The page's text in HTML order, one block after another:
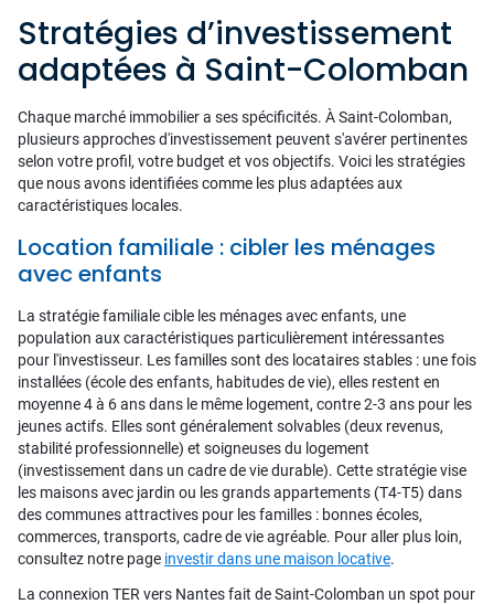
Stratégies d’investissement
adaptées à Saint-Colomban
Chaque marché immobilier a ses spécificités. À Saint-Colomban,
plusieurs approches d'investissement peuvent s'avérer pertinentes
selon votre profil, votre budget et vos objectifs. Voici les stratégies
que nous avons identifiées comme les plus adaptées aux
caractéristiques locales.
Location familiale : cibler les ménages
avec enfants
La stratégie familiale cible les ménages avec enfants, une
population aux caractéristiques particulièrement intéressantes
pour l'investisseur. Les familles sont des locataires stables : une fois
installées (école des enfants, habitudes de vie), elles restent en
moyenne 4 à 6 ans dans le même logement, contre 2-3 ans pour les
jeunes actifs. Elles sont généralement solvables (deux revenus,
stabilité professionnelle) et soigneuses du logement
(investissement dans un cadre de vie durable). Cette stratégie vise
les maisons avec jardin ou les grands appartements (T4-T5) dans
des communes attractives pour les familles : bonnes écoles,
commerces, transports, cadre de vie agréable. Pour aller plus loin,
consultez notre page investir dans une maison locative.
La connexion TER vers Nantes fait de Saint-Colomban un spot pour